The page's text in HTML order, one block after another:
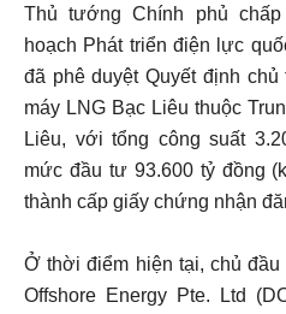
Thủ tướng Chính phủ
hoạch Phát triển điện lực
đã phê duyệt Quyết định
máy LNG Bạc Liêu thuộc
Liêu, với tổng công suất
mức đầu tư 93.600 tỷ đồng
thành cấp giấy chứng nhận
Ở thời điểm hiện tại, chủ
Offshore Energy Pte. Ltd